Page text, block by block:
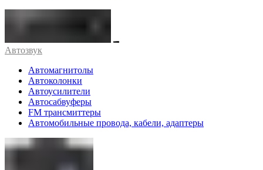
Автозвук
Автомагнитолы
Автоколонки
Автоусилители
Автосабвуферы
FM трансмиттеры
Автомобильные провода, кабели, адаптеры